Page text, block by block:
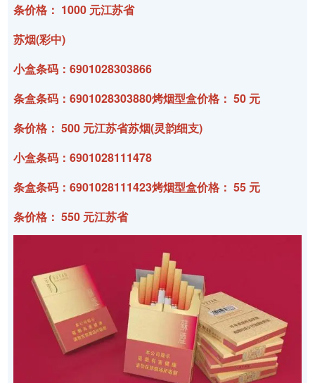
条价格： 1000 元江苏省
苏烟(彩中)
小盒条码：6901028303866
条盒条码：6901028303880烤烟型盒价格： 50 元
条价格： 500 元江苏省苏烟(灵韵细支)
小盒条码：6901028111478
条盒条码：6901028111423烤烟型盒价格： 55 元
条价格： 550 元江苏省